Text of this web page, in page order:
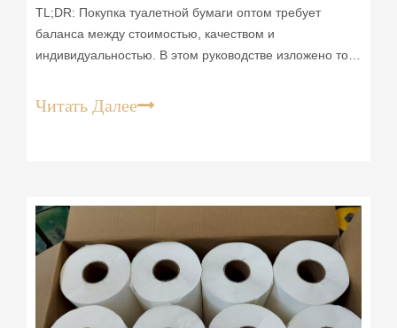
TL;DR: Покупка туалетной бумаги оптом требует
баланса между стоимостью, качеством и
индивидуальностью. В этом руководстве изложено то,
владельцам бизнеса — от количества слоев и типа
волокна до минимальных объемов заказа и вариантов
Читать Далее